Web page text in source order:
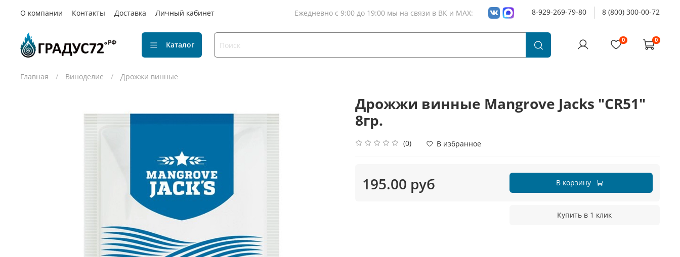
О компании Контакты Доставка Личный кабинет Ежедневно с 9:00 до 19:00 мы на связи в ВК и MAX: 8-929-269-79-80 8 (800) 300-00-72
Каталог
0 0
Главная Виноделие Дрожжи винные
Дрожжи винные Mangrove Jacks "CR51"
8гр.
(0) В избранное
195.00 руб В корзину
Купить в 1 клик